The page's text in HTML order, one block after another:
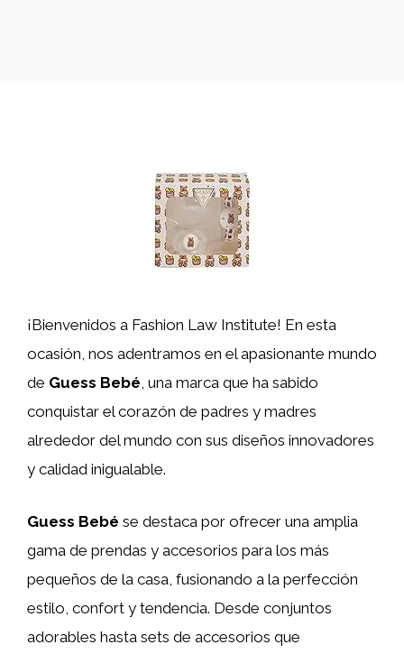
¡Bienvenidos a Fashion Law Institute! En esta
ocasión, nos adentramos en el apasionante mundo
de Guess Bebé, una marca que ha sabido
conquistar el corazón de padres y madres
alrededor del mundo con sus diseños innovadores
y calidad inigualable.
Guess Bebé se destaca por ofrecer una amplia
gama de prendas y accesorios para los más
pequeños de la casa, fusionando a la perfección
estilo, confort y tendencia. Desde conjuntos
adorables hasta sets de accesorios que